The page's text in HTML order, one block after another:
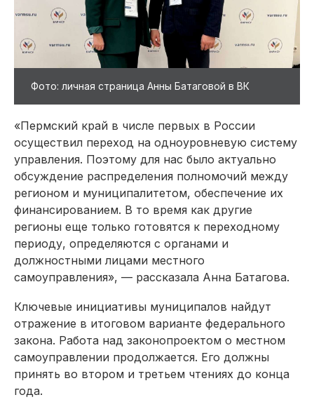
Фото: личная страница Анны Батаговой в ВК
«Пермский край в числе первых в России
осуществил переход на одноуровневую систему
управления. Поэтому для нас было актуально
обсуждение распределения полномочий между
регионом и муниципалитетом, обеспечение их
финансированием. В то время как другие
регионы еще только готовятся к переходному
периоду, определяются с органами и
должностными лицами местного
самоуправления», — рассказала Анна Батагова.
Ключевые инициативы муниципалов найдут
отражение в итоговом варианте федерального
закона. Работа над законопроектом о местном
самоуправлении продолжается. Его должны
принять во втором и третьем чтениях до конца
года.